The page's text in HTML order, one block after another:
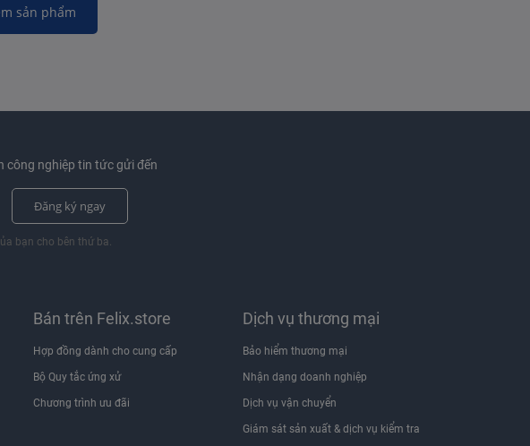
sản phẩm
công nghiệp tin tức gửi đến
Đăng ký ngay
bạn cho bên thứ ba.
Bán trên Felix.store
Hợp đồng dành cho cung cấp
Bộ Quy tắc ứng xử
Chương trình ưu đãi
Dịch vụ thương mại
Bảo hiểm thương mại
Nhận dạng doanh nghiệp
Dịch vụ vận chuyển
Giám sát sản xuất & dịch vụ kiểm tra